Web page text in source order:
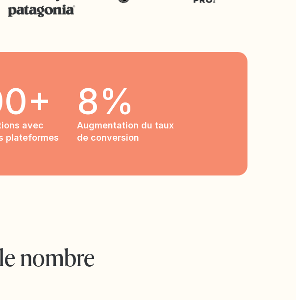
avec
plateformes
8%
Augmentation du taux
de conversion
nombre